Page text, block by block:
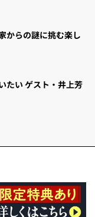
らの謎に挑む楽し
たい ゲスト・井上芳